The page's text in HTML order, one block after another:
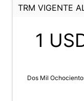
TRM VIGENTE
1
Dos Mil